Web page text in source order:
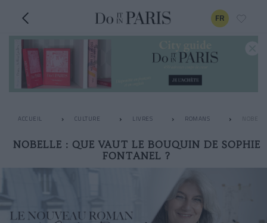
FR
ACCUEIL CULTURE LIVRES ROMANS
NOBELLE : QUE VAUT LE BOUQUIN DE SOPHIE
FONTANEL ?